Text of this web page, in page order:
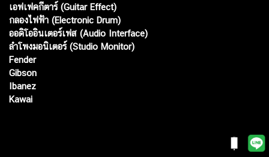
เอฟเฟคกีตาร์ (Guitar Effect)
กลองไฟฟ้า (Electronic Drum)
ออดิโออินเตอร์เฟส (Audio Interface)
ลำโพงมอนิเตอร์ (Studio Monitor)
Fender
Gibson
Ibanez
Kawai